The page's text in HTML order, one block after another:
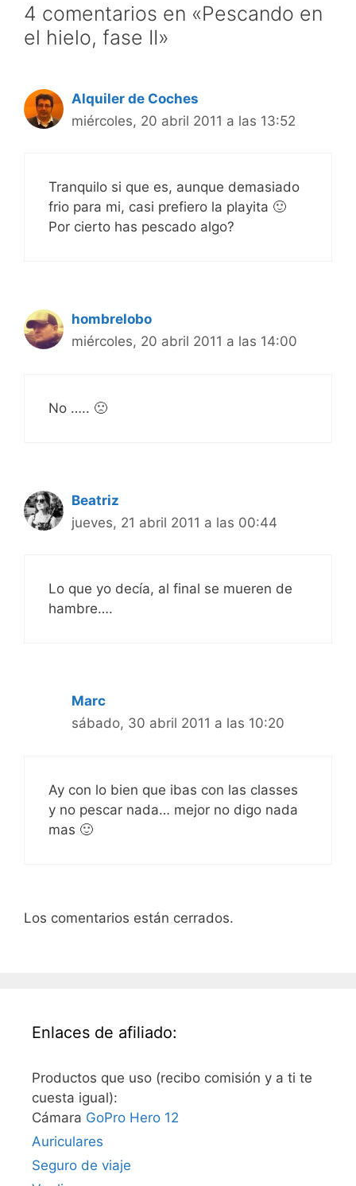
4 comentarios en «Pescando en
el hielo, fase II»
Alquiler de Coches
miércoles, 20 abril 2011 a las 13:52
Tranquilo si que es, aunque demasiado
frio para mi, casi prefiero la playita 🙂
Por cierto has pescado algo?
hombrelobo
miércoles, 20 abril 2011 a las 14:00
No ….. 🙁
Beatriz
jueves, 21 abril 2011 a las 00:44
Lo que yo decía, al final se mueren de
hambre….
Marc
sábado, 30 abril 2011 a las 10:20
Ay con lo bien que ibas con las classes
y no pescar nada… mejor no digo nada
mas 🙂
Los comentarios están cerrados.
Enlaces de afiliado:
Productos que uso (recibo comisión y a ti te
cuesta igual):
Cámara GoPro Hero 12
Auriculares
Seguro de viaje